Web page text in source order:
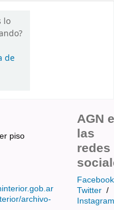
lo
de
piso
archivo-
AGN
las
redes
Facebook
Twitter /
Instagram